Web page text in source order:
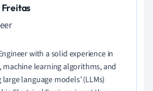
with a solid experience in
learning algorithms, and
language models’ (LLMs)